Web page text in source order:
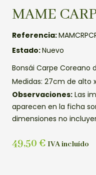
MAME
Referencia:
Estado:Nuevo
Bonsái Carpe Coreano
Medidas: 27cm de alto
Observaciones: Las
aparecen en la ficha
dimensiones no
49,50 € IVA incluído